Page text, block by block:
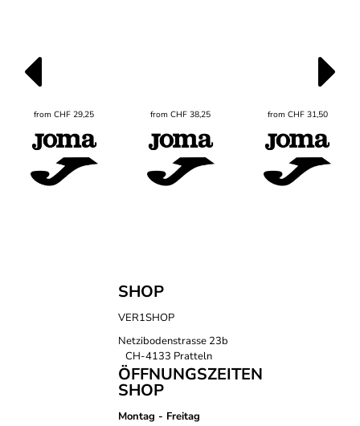
fromCHF 29,25 fromCHF 38,25 from CHF31,50
SHOP
VER1SHOP
Netzibodenstrasse 23b
CH-4133 Pratteln
ÖFFNUNGSZEITEN
SHOP
Montag - Freitag